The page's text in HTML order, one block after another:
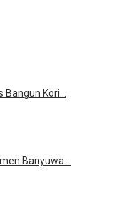
Bangun Kori…
Banyuwa…